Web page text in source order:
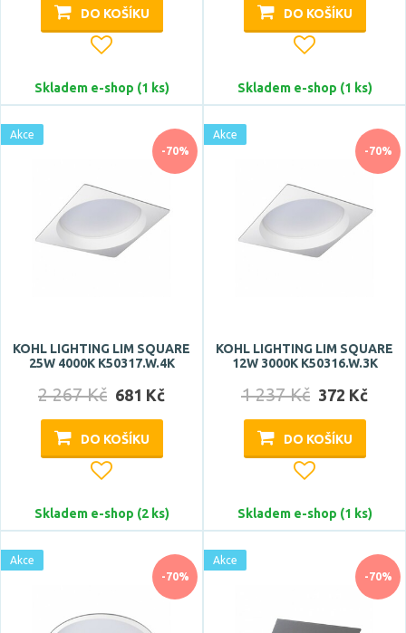
Montážní otvor
35 mm
37x37 mm
54 mm
55 mm
DO KOŠÍKU
Skladem e-shop (1 ks)
DO KOŠÍKU
Skladem e-shop (1 ks)
-70%
Akce
KOHL LIGHTING LIM SQUARE
25W 4000K K50317.W.4K
2 267 Kč 681 Kč
DO KOŠÍKU
Skladem e-shop (2 ks)
-70%
Akce
KOHL LIGHTING LIM SQUARE
12W 3000K K50316.W.3K
1 237 Kč 372 Kč
DO KOŠÍKU
Skladem e-shop (1 ks)
-70%
Akce
-70%
Akce